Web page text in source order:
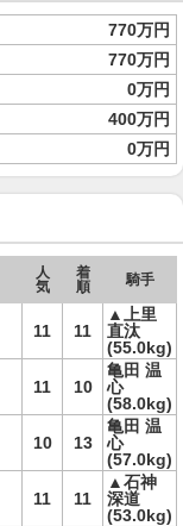
770万円
770万円
0万円
400万円
0万円
人
気
着
順
騎手
11 11
▲上里
直汰
(55.0kg)
11 10
亀田 温
心
(58.0kg)
10 13
亀田 温
心
(57.0kg)
11 11
▲石神
深道
(53.0kg)